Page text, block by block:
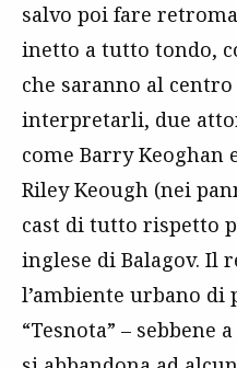
salvo poi fare
inetto a tutto tondo,
che saranno al
interpretarli, due
come Barry Keoghan
Riley Keough (nei
cast di tutto rispetto
inglese di Balagov. Il
l’ambiente urbano di
“Tesnota” – sebbene